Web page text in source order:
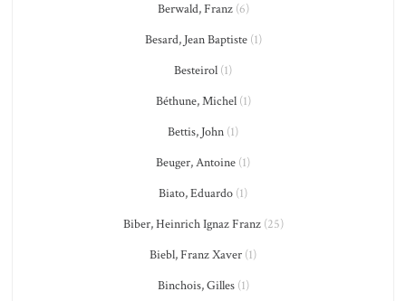
Berwald, Franz(6)
Besard, Jean Baptiste(1)
Besteirol (1)
Béthune, Michel(1)
Bettis, John (1)
Beuger, Antoine (1)
Biato, Eduardo (1)
Biber, Heinrich Ignaz Franz(25)
Biebl, Franz Xaver (1)
Binchois, Gilles(1)